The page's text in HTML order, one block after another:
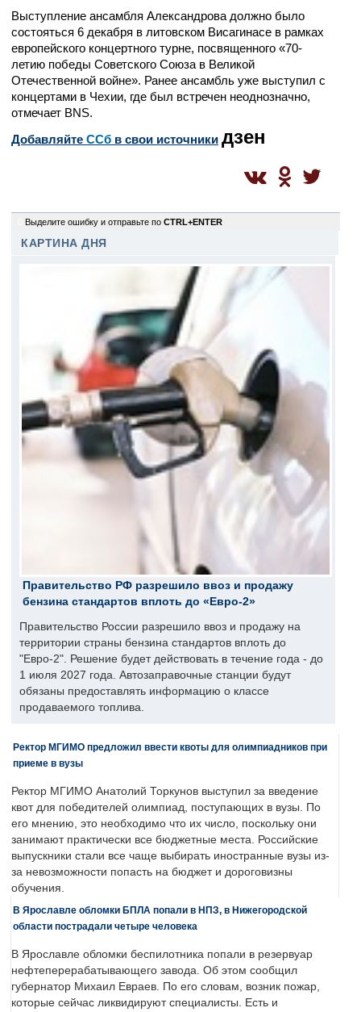
Выступление ансамбля Александрова должно было
состояться 6 декабря в литовском Висагинасе в рамках
европейского концертного турне, посвященного «70-
летию победы Советского Союза в Великой
Отечественной войне». Ранее ансамбль уже выступил с
концертами в Чехии, где был встречен неоднозначно,
отмечает BNS.
Добавляйте CСб в свои источники дзен
Выделите ошибку и отправьте по CTRL+ENTER
КАРТИНА ДНЯ
Правительство РФ разрешило ввоз и продажу
бензина стандартов вплоть до «Евро-2»
Правительство России разрешило ввоз и продажу на
территории страны бензина стандартов вплоть до
"Евро-2". Решение будет действовать в течение года - до
1 июля 2027 года. Автозаправочные станции будут
обязаны предоставлять информацию о классе
продаваемого топлива.
Ректор МГИМО предложил ввести квоты для олимпиадников при
приеме в вузы
Ректор МГИМО Анатолий Торкунов выступил за введение
квот для победителей олимпиад, поступающих в вузы. По
его мнению, это необходимо что их число, поскольку они
занимают практически все бюджетные места. Российские
выпускники стали все чаще выбирать иностранные вузы из-
за невозможности попасть на бюджет и дороговизны
обучения.
В Ярославле обломки БПЛА попали в НПЗ, в Нижегородской
области пострадали четыре человека
В Ярославле обломки беспилотника попали в резервуар
нефтеперерабатывающего завода. Об этом сообщил
губернатор Михаил Евраев. По его словам, возник пожар,
которые сейчас ликвидируют специалисты. Есть и